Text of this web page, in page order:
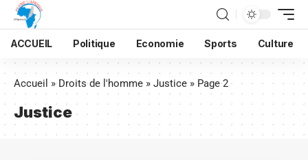
ACCUEIL Politique Economie Sports Culture
Accueil »Droits de l'homme » Justice » Page 2
Justice